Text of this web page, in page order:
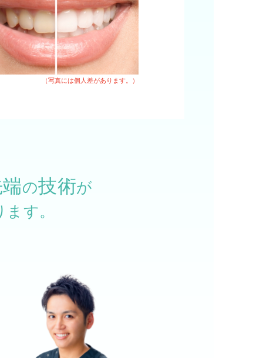
（写真には個人差があります。）
の技術が
す。